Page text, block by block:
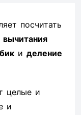
посчитать
вычитания
и деление
целые и
и